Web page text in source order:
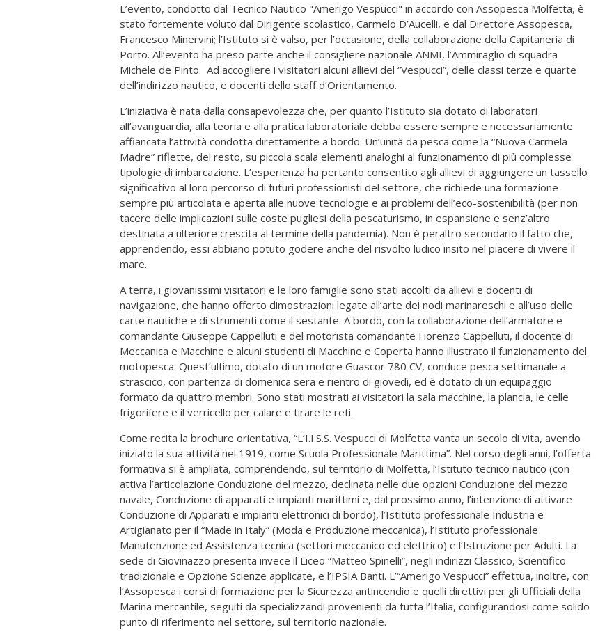
L’evento, condotto dal Tecnico Nautico "Amerigo Vespucci" in accordo con Assopesca Molfetta, è
stato fortemente voluto dal Dirigente scolastico, Carmelo D’Aucelli, e dal Direttore Assopesca,
Francesco Minervini; l’Istituto si è valso, per l’occasione, della collaborazione della Capitaneria di
Porto. All’evento ha preso parte anche il consigliere nazionale ANMI, l’Ammiraglio di squadra
Michele de Pinto. Ad accogliere i visitatori alcuni allievi del “Vespucci”, delle classi terze e quarte
dell’indirizzo nautico, e docenti dello staff d’Orientamento.
L’iniziativa è nata dalla consapevolezza che, per quanto l’Istituto sia dotato di laboratori
all’avanguardia, alla teoria e alla pratica laboratoriale debba essere sempre e necessariamente
affiancata l’attività condotta direttamente a bordo. Un’unità da pesca come la “Nuova Carmela
Madre” riflette, del resto, su piccola scala elementi analoghi al funzionamento di più complesse
tipologie di imbarcazione. L’esperienza ha pertanto consentito agli allievi di aggiungere un tassello
significativo al loro percorso di futuri professionisti del settore, che richiede una formazione
sempre più articolata e aperta alle nuove tecnologie e ai problemi dell’eco-sostenibilità (per non
tacere delle implicazioni sulle coste pugliesi della pescaturismo, in espansione e senz’altro
destinata a ulteriore crescita al termine della pandemia). Non è peraltro secondario il fatto che,
apprendendo, essi abbiano potuto godere anche del risvolto ludico insito nel piacere di vivere il
mare.
A terra, i giovanissimi visitatori e le loro famiglie sono stati accolti da allievi e docenti di
navigazione, che hanno offerto dimostrazioni legate all’arte dei nodi marinareschi e all’uso delle
carte nautiche e di strumenti come il sestante. A bordo, con la collaborazione dell’armatore e
comandante Giuseppe Cappelluti e del motorista comandante Fiorenzo Cappelluti, il docente di
Meccanica e Macchine e alcuni studenti di Macchine e Coperta hanno illustrato il funzionamento del
motopesca. Quest’ultimo, dotato di un motore Guascor 780 CV, conduce pesca settimanale a
strascico, con partenza di domenica sera e rientro di giovedì, ed è dotato di un equipaggio
formato da quattro membri. Sono stati mostrati ai visitatori la sala macchine, la plancia, le celle
frigorifere e il verricello per calare e tirare le reti.
Come recita la brochure orientativa, “L’I.I.S.S. Vespucci di Molfetta vanta un secolo di vita, avendo
iniziato la sua attività nel 1919, come Scuola Professionale Marittima”. Nel corso degli anni, l’offerta
formativa si è ampliata, comprendendo, sul territorio di Molfetta, l’Istituto tecnico nautico (con
attiva l’articolazione Conduzione del mezzo, declinata nelle due opzioni Conduzione del mezzo
navale, Conduzione di apparati e impianti marittimi e, dal prossimo anno, l’intenzione di attivare
Conduzione di Apparati e impianti elettronici di bordo), l’Istituto professionale Industria e
Artigianato per il “Made in Italy” (Moda e Produzione meccanica), l’Istituto professionale
Manutenzione ed Assistenza tecnica (settori meccanico ed elettrico) e l’Istruzione per Adulti. La
sede di Giovinazzo presenta invece il Liceo “Matteo Spinelli”, negli indirizzi Classico, Scientifico
tradizionale e Opzione Scienze applicate, e l’IPSIA Banti. L’“Amerigo Vespucci” effettua, inoltre, con
l’Assopesca i corsi di formazione per la Sicurezza antincendio e quelli direttivi per gli Ufficiali della
Marina mercantile, seguiti da specializzandi provenienti da tutta l’Italia, configurandosi come solido
punto di riferimento nel settore, sul territorio nazionale.